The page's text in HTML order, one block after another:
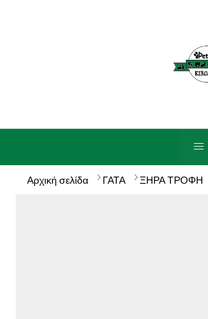
Αρχική σελίδα ΓΑΤΑ ΞΗΡΑ ΤΡΟΦΗ